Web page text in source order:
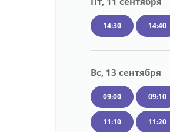
14:30 14:40
Вс, 13 сентября
09:00 09:10
11:10 11:20